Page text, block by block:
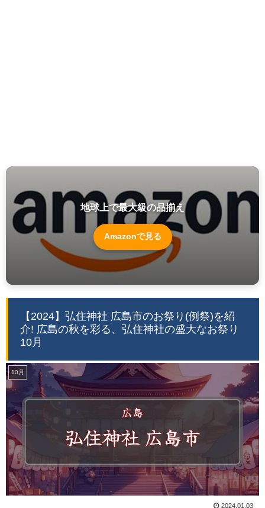
地球上で最大級の品揃え
Amazonで見る
【2024】弘住神社 広島市のお祭り(例祭)を紹
介! 広島の秋を彩る、弘住神社の盛大なお祭り
10月
10月
2024.01.03